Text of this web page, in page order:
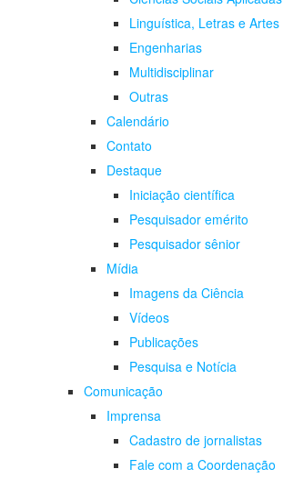
Linguística, Letras e Artes
Engenharias
Multidisciplinar
Outras
Calendário
Contato
Destaque
Iniciação científica
Pesquisador emérito
Pesquisador sênior
Mídia
Imagens da Ciência
Vídeos
Publicações
Pesquisa e Notícia
Comunicação
Imprensa
Cadastro de jornalistas
Fale com a Coordenação